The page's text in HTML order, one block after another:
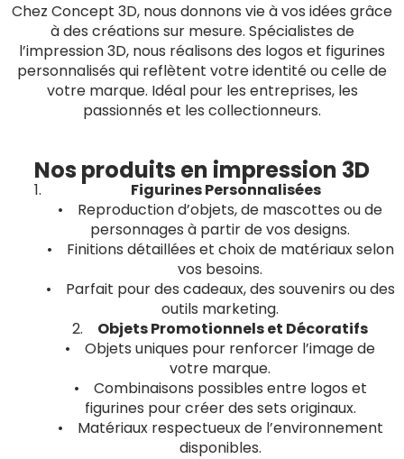
Chez Concept 3D, nous donnons vie à vos idées grâce
à des créations sur mesure. Spécialistes de
l’impression 3D, nous réalisons des logos et figurines
personnalisés qui reflètent votre identité ou celle de
votre marque. Idéal pour les entreprises, les
passionnés et les collectionneurs.
Nos produits en impression 3D
Figurines Personnalisées
• Reproduction d’objets, de mascottes ou de
personnages à partir de vos designs.
• Finitions détaillées et choix de matériaux selon
vos besoins.
• Parfait pour des cadeaux, des souvenirs ou des
outils marketing.
2. Objets Promotionnels et Décoratifs
• Objets uniques pour renforcer l’image de
votre marque.
• Combinaisons possibles entre logos et
figurines pour créer des sets originaux.
• Matériaux respectueux de l’environnement
disponibles.